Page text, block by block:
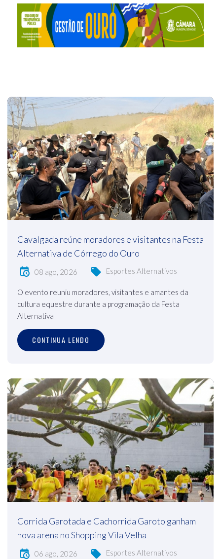
Cavalgada reúne moradores e visitantes na Festa
Alternativa de Córrego do Ouro
08 ago, 2026 Esportes Alternativos
O evento reuniu moradores, visitantes e amantes da
cultura equestre durante a programação da Festa
Alternativa
CONTINUA LENDO
Corrida Garotada e Cachorrida Garoto ganham
nova arena no Shopping Vila Velha
06 ago, 2026 Esportes Alternativos